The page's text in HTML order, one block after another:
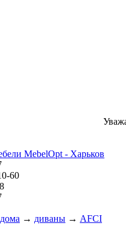
60
→ диваны → AFCI